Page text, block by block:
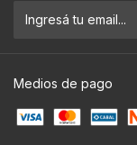
Medios de pago